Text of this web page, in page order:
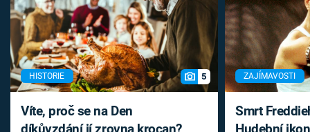
HISTORIE 5
Víte, proč se na Den
ZAJÍMAVOSTI
Smrt